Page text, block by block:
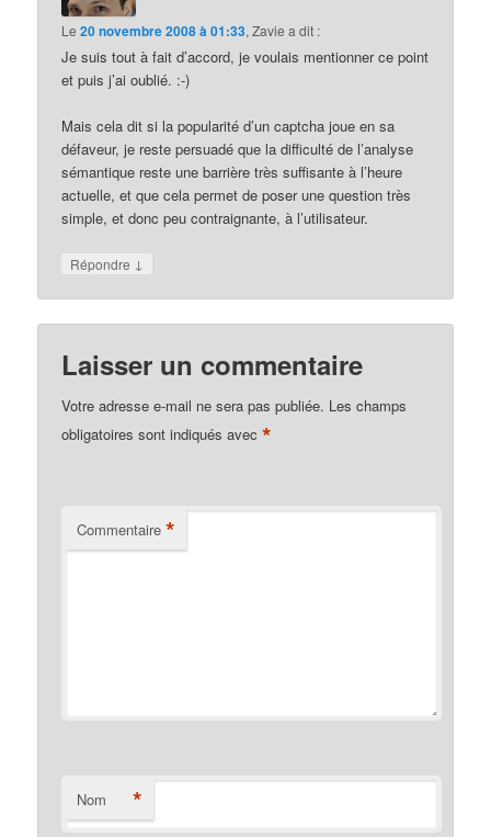
Le20 novembre 2008 à 01:33,Zavie a dit :
Je suis tout à fait d’accord, je voulais mentionner ce point
et puis j’ai oublié. :-)
Mais cela dit si la popularité d’un captcha joue en sa
défaveur, je reste persuadé que la difficulté de l’analyse
sémantique reste une barrière très suffisante à l’heure
actuelle, et que cela permet de poser une question très
simple, et donc peu contraignante, à l’utilisateur.
Répondre ↓
Laisser un commentaire
Votre adresse e-mail ne sera pas publiée. Les champs
obligatoires sont indiqués avec*
Commentaire *
Nom *